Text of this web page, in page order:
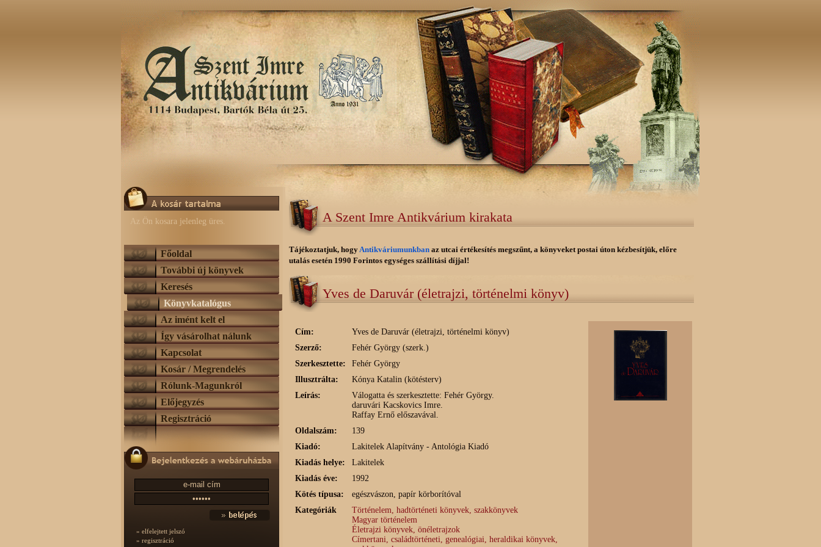
Az Ön kosara jelenleg üres.
Főoldal
További új könyvek
Keresés
Könyvkatalógus
Az imént kelt el
Így vásárolhat nálunk
Kapcsolat
Kosár / Megrendelés
Rólunk-Magunkról
Előjegyzés
Regisztráció
» elfelejtett jelszó
» regisztráció
A Szent Imre Antikvárium kirakata
Tájékoztatjuk, hogyAntikváriumunkban az utcai értékesítés megszűnt, a könyveket postai úton kézbesítjük, előre
utalás esetén 1990 Forintos egységes szállítási díjjal!
Yves de Daruvár (életrajzi, történelmi könyv)
Cím:
Yves de Daruvár (életrajzi, történelmi könyv)
Szerző:
Fehér György (szerk.)
Szerkesztette:
Fehér György
Illusztrálta:
Kónya Katalin (kötésterv)
Leírás:
Válogatta és szerkesztette: Fehér György.
daruvári Kacskovics Imre.
Raffay Ernő előszavával.
Oldalszám:
139
Kiadó:
Lakitelek Alapítvány - Antológia Kiadó
Kiadás helye:
Lakitelek
Kiadás éve:
1992
Kötés típusa:
egészvászon, papír körborítóval
Kategóriák
Történelem, hadtörténeti könyvek, szakkönyvek
Magyar történelem
Életrajzi könyvek, önéletrajzok
Címertani, családtörténeti, genealógiai, heraldikai könyvek,